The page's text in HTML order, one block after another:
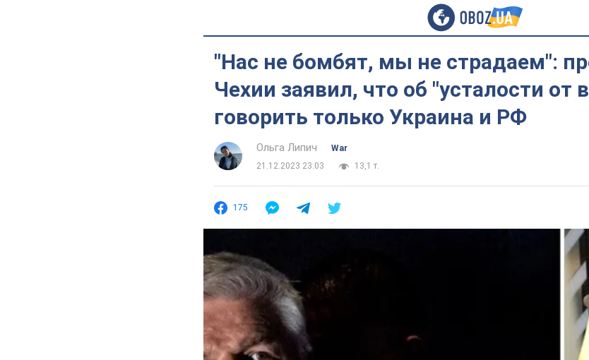
"Нас не бомбят, мы не страдаем":
Чехии заявил, что об "усталости от
говорить только Украина и РФ
Ольга Липич
War
21.12.2023 23:03
13,1 т.
175